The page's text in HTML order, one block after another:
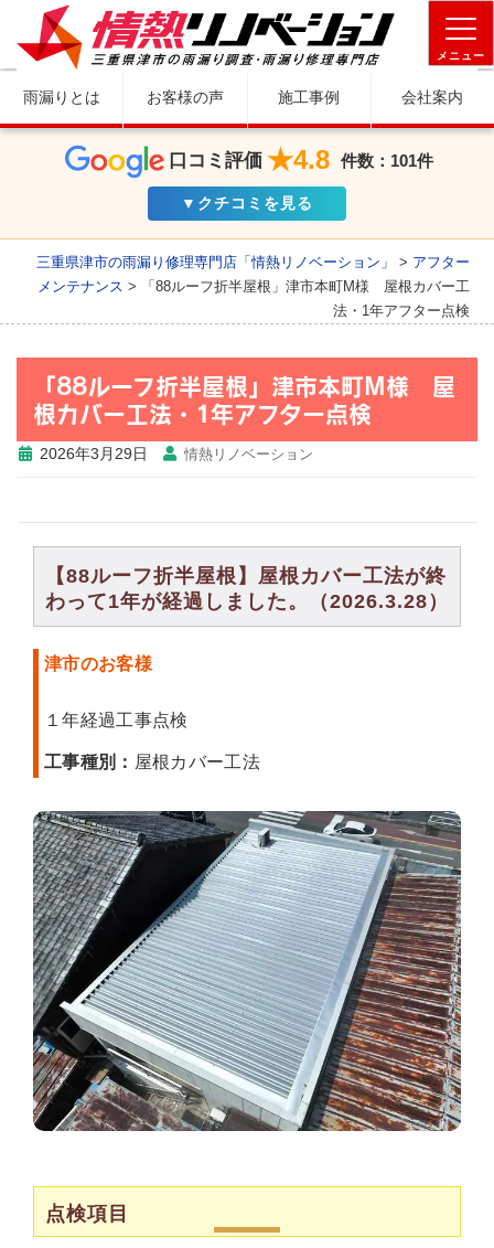
メニュー
雨漏りとは お客様の声 施工事例 会社案内
口コミ評価 ★4.8 件数：101件
▼クチコミを見る
三重県津市の雨漏り修理専門店「情熱リノベーション」 > アフター
メンテナンス >
「88ルーフ折半屋根」津市本町M様 屋根カバー工
法・1年アフター点検
「88ルーフ折半屋根」津市本町M様 屋
根カバー工法・1年アフター点検
2026年3月29日 情熱リノベーション
【88ルーフ折半屋根】屋根カバー工法が終
わって1年が経過しました。（2026.3.28）
津市のお客様
１年経過工事点検
工事種別： 屋根カバー工法
点検項目